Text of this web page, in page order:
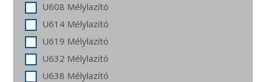
U608 Mélylazító
U614 Mélylazító
U619 Mélylazító
U632 Mélylazító
U638 Mélylazító